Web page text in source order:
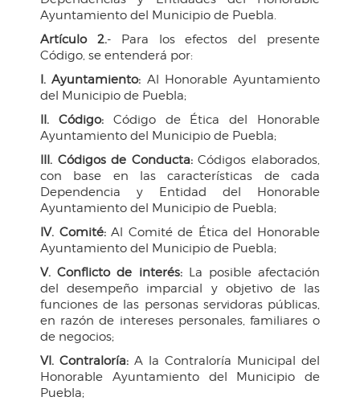
Ayuntamiento del Municipio de Puebla.
Artículo 2.- Para los efectos del presente
Código, se entenderá por:
I. Ayuntamiento: Al Honorable Ayuntamiento
del Municipio de Puebla;
II. Código:Código de Ética del Honorable
Ayuntamiento del Municipio de Puebla;
III. Códigos de Conducta:Códigos elaborados,
con base en las características de cada
Dependencia y Entidad del Honorable
Ayuntamiento del Municipio de Puebla;
IV. Comité:Al Comité de Ética del Honorable
Ayuntamiento del Municipio de Puebla;
V. Conflicto de interés:La posible afectación
del desempeño imparcial y objetivo de las
funciones de las personas servidoras públicas,
en razón de intereses personales, familiares o
de negocios;
VI. Contraloría: A la Contraloría Municipal del
Honorable Ayuntamiento del Municipio de
Puebla;